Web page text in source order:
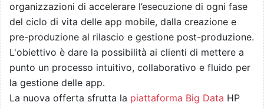
organizzazioni di accelerare l’esecuzione di ogni fase
del ciclo di vita delle app mobile, dalla creazione e
pre-produzione al rilascio e gestione post-produzione.
L'obiettivo è dare la possibilità ai clienti di mettere a
punto un processo intuitivo, collaborativo e fluido per
la gestione delle app.
La nuova offerta sfrutta la piattaforma Big Data HP